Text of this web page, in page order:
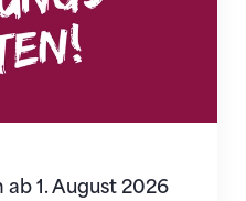
1. August 2026